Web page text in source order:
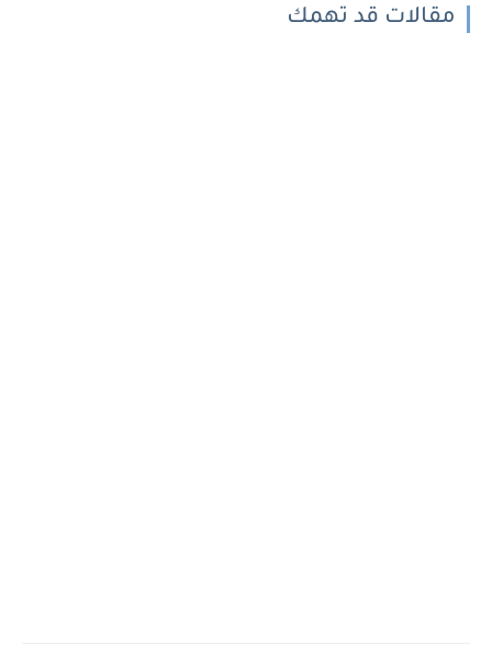
مقالات قد تهمك